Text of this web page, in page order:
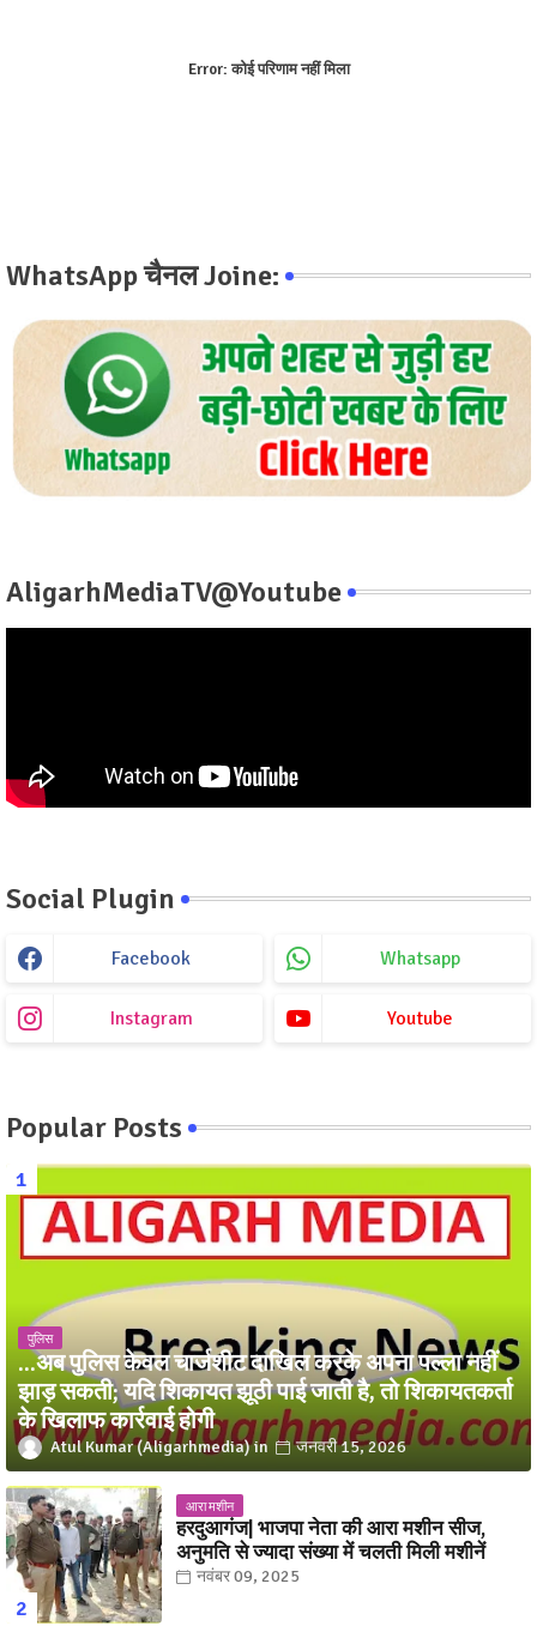
Error:कोई परिणाम नहीं मिला
WhatsApp चैनल Joine:
AligarhMediaTV@Youtube
Social Plugin
Facebook Whatsapp
Instagram Youtube
Popular Posts
पुलिस
...अब पुलिस केवल चार्जशीट दाखिल करके अपना पल्ला नहीं
झाड़ सकती; यदि शिकायत झूठी पाई जाती है, तो शिकायतकर्ता
के खिलाफ कार्रवाई होगी
Atul Kumar (Aligarhmedia) जनवरी 15, 2026
आरा मशीन
हरदुआगंज| भाजपा नेता की आरा मशीन सीज,
अनुमति से ज्यादा संख्या में चलती मिली मशीनें
नवंबर 09, 2025